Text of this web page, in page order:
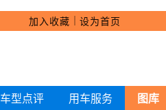
加入收藏 设为首页
车型点评 用车服务 图库